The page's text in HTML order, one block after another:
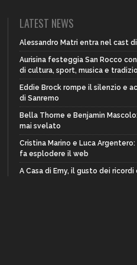
LATEST NEWS
Alessandro Matri entra nel cast
Aurisina festeggia San Rocco
di cultura, sport, musica e
Eddie Brock rompe il silenzio e
di Sanremo
Bella Thorne e Benjamin
mai svelato
Cristina Marino e Luca
fa esplodere il web
A Casa di Emy, il gusto dei